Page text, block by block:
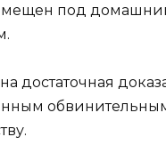
под
достаточная